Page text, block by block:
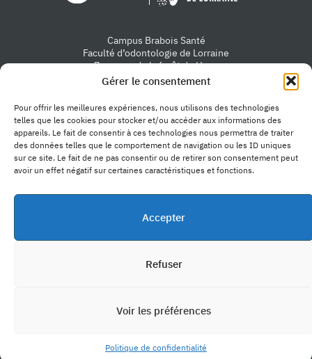
Gérer le consentement
Pour offrir les meilleures expériences, nous utilisons des technologies
telles que les cookies pour stocker et/ou accéder aux informations des
appareils. Le fait de consentir à ces technologies nous permettra de traiter
des données telles que le comportement de navigation ou les ID uniques
sur ce site. Le fait de ne pas consentir ou de retirer son consentement peut
avoir un effet négatif sur certaines caractéristiques et fonctions.
Accepter
Refuser
Voir les préférences
Politique de confidentialité
Campus Brabois Santé
Faculté d’odontologie de Lorraine
7 avenue de la forêt de Haye
54505 Vandœuvre-lès-Nancy
Nous contacter
Formations courtes
Ressources universitaires
Liens utiles
Politique de confidentialité
Déclaration d’accessibilité